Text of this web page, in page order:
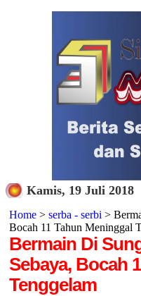
Kamis, 19 Juli 2018
Home> serba - serbi >
Bocah 11 Tahun Meninggal
Bermain Di
Sebaya, Bocah
Tenggelam